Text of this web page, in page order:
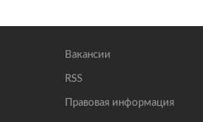
Вакансии
RSS
Правовая информация